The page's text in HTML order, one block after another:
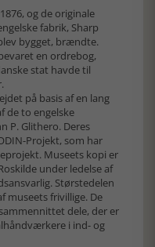
og de originale
fabrik, Sharp
bygget, brændte.
en ordrebog,
stat havde til
på basis af en lang
de to engelske
P. Glithero. Deres
Projekt, som har
Museets kopi er
under ledelse af
Størstedelen
museets frivillige. De
dele, der er
i ind- og